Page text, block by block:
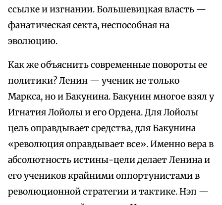
ссылке и изгнании. Большевицкая власть —
фанатическая секта, неспособная на
эволюцию.
Как же объяснить современные повороты ее
политики? Ленин — ученик не только
Маркса, но и Бакунина. Бакунин многое взял у
Игнатия Лойолы и его Ордена. Для Лойолы
цель оправдывает средства, для Бакунина
«революция оправдывает все». Именно вера в
абсолютность истины-цели делает Ленина и
его учеников крайними оппортунистами в
революционной стратегии и тактике. Нэп —